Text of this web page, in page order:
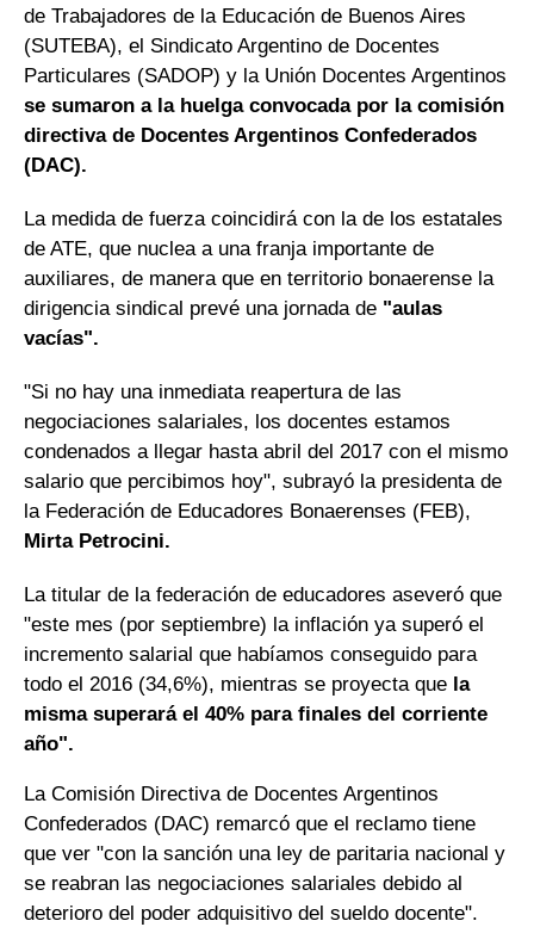
de Trabajadores de la Educación de Buenos Aires
(SUTEBA), el Sindicato Argentino de Docentes
Particulares (SADOP) y la Unión Docentes Argentinos
se sumaron a la huelga convocada por la comisión
directiva de Docentes Argentinos Confederados
(DAC).
La medida de fuerza coincidirá con la de los estatales
de ATE, que nuclea a una franja importante de
auxiliares, de manera que en territorio bonaerense la
dirigencia sindical prevé una jornada de "aulas
vacías".
"Si no hay una inmediata reapertura de las
negociaciones salariales, los docentes estamos
condenados a llegar hasta abril del 2017 con el mismo
salario que percibimos hoy", subrayó la presidenta de
la Federación de Educadores Bonaerenses (FEB),
Mirta Petrocini.
La titular de la federación de educadores aseveró que
"este mes (por septiembre) la inflación ya superó el
incremento salarial que habíamos conseguido para
todo el 2016 (34,6%), mientras se proyecta que la
misma superará el 40% para finales del corriente
año".
La Comisión Directiva de Docentes Argentinos
Confederados (DAC) remarcó que el reclamo tiene
que ver "con la sanción una ley de paritaria nacional y
se reabran las negociaciones salariales debido al
deterioro del poder adquisitivo del sueldo docente".